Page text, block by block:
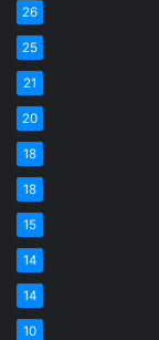
26
25
21
20
18
18
15
14
14
10